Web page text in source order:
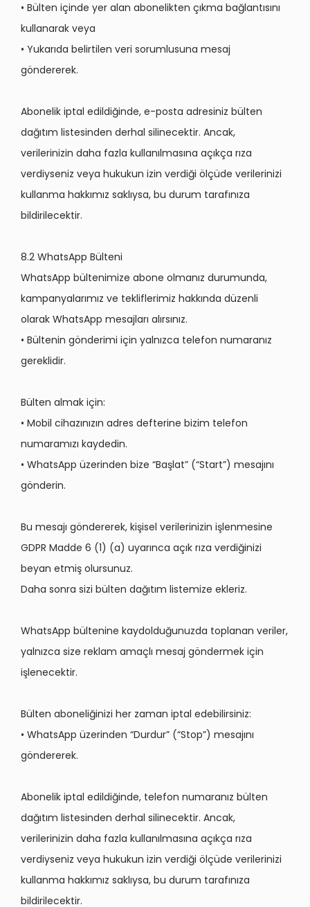
• Bülten içinde yer alan abonelikten çıkma bağlantısını
kullanarak veya
• Yukarıda belirtilen veri sorumlusuna mesaj
göndererek.
Abonelik iptal edildiğinde, e-posta adresiniz bülten
dağıtım listesinden derhal silinecektir. Ancak,
verilerinizin daha fazla kullanılmasına açıkça rıza
verdiyseniz veya hukukun izin verdiği ölçüde verilerinizi
kullanma hakkımız saklıysa, bu durum tarafınıza
bildirilecektir.
8.2 WhatsApp Bülteni
WhatsApp bültenimize abone olmanız durumunda,
kampanyalarımız ve tekliflerimiz hakkında düzenli
olarak WhatsApp mesajları alırsınız.
• Bültenin gönderimi için yalnızca telefon numaranız
gereklidir.
Bülten almak için:
• Mobil cihazınızın adres defterine bizim telefon
numaramızı kaydedin.
• WhatsApp üzerinden bize “Başlat” (“Start”) mesajını
gönderin.
Bu mesajı göndererek, kişisel verilerinizin işlenmesine
GDPR Madde 6 (1) (a) uyarınca açık rıza verdiğinizi
beyan etmiş olursunuz.
Daha sonra sizi bülten dağıtım listemize ekleriz.
WhatsApp bültenine kaydolduğunuzda toplanan veriler,
yalnızca size reklam amaçlı mesaj göndermek için
işlenecektir.
Bülten aboneliğinizi her zaman iptal edebilirsiniz:
• WhatsApp üzerinden “Durdur” (“Stop”) mesajını
göndererek.
Abonelik iptal edildiğinde, telefon numaranız bülten
dağıtım listesinden derhal silinecektir. Ancak,
verilerinizin daha fazla kullanılmasına açıkça rıza
verdiyseniz veya hukukun izin verdiği ölçüde verilerinizi
kullanma hakkımız saklıysa, bu durum tarafınıza
bildirilecektir.